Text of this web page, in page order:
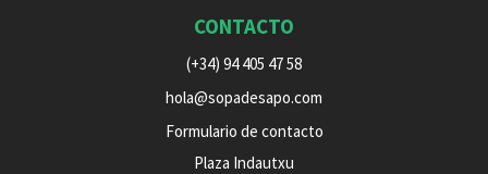
CONTACTO
(+34) 94 405 47 58
hola@sopadesapo.com
Formulario de contacto
Plaza Indautxu